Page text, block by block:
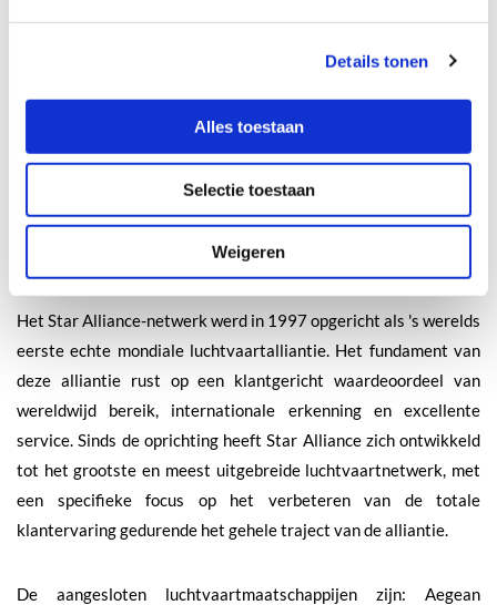
Details tonen
Alles toestaan
Selectie toestaan
Weigeren
luchtvaartmaatschappij biedt wereldwijde connectiviteit naar
351 bestemmingen, waaronder 296 internationale en 53
binnenlandse bestemmingen, verspreid over 131 landen. Meer
informatie over Turkish Airlines is te vinden op de officiële
website www.turkishairlines.com of op de socialemediakanalen,
waaronder Facebook, X, YouTube, LinkedIn en Instagram.
Over Star Alliance
Het Star Alliance-netwerk werd in 1997 opgericht als 's werelds
eerste echte mondiale luchtvaartalliantie. Het fundament van
deze alliantie rust op een klantgericht waardeoordeel van
wereldwijd bereik, internationale erkenning en excellente
service. Sinds de oprichting heeft Star Alliance zich ontwikkeld
tot het grootste en meest uitgebreide luchtvaartnetwerk, met
een specifieke focus op het verbeteren van de totale
klantervaring gedurende het gehele traject van de alliantie.
De aangesloten luchtvaartmaatschappijen zijn: Aegean